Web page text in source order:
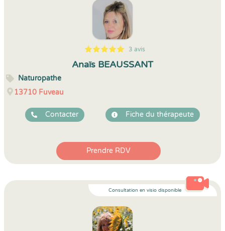
5
1
5
3 3 avis
Anaïs BEAUSSANT
Naturopathe
13710 Fuveau
Contacter Fiche du thérapeute
Prendre RDV
Consultation en visio disponible